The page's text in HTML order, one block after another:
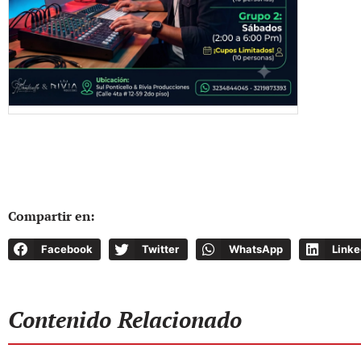
Compartir en:
Facebook Twitter WhatsApp
Contenido Relacionado